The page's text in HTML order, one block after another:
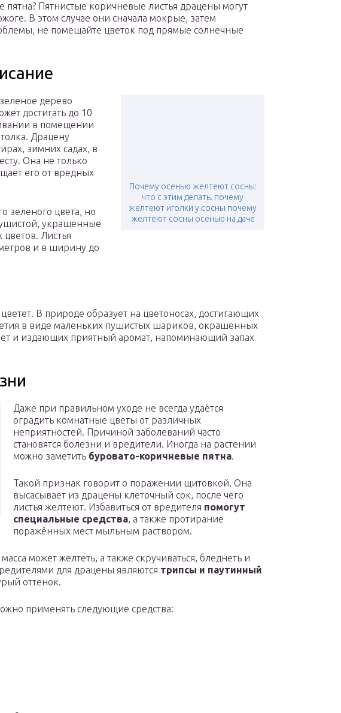
Пятнистые коричневые листья драцены могут
В этом случае они сначала мокрые, затем
не помещайте цветок под прямые солнечные
Почему осенью желтеют сосны:
что с этим делать. почему
желтеют иголки у сосны почему
желтеют сосны осенью на даче
дерево
достигать до 10
в помещении
Драцену
зимних садах, в
Она не только
его от вредных
зеленого цвета, но
украшенные
Листья
и в ширину до
В природе образует на цветоносах, достигающих
в виде маленьких пушистых шариков, окрашенных
и издающих приятный аромат, напоминающий запах
Даже при правильном уходе не всегда удаётся
оградить комнатные цветы от различных
неприятностей. Причиной заболеваний часто
становятся болезни и вредители. Иногда на растении
можно заметить буровато-коричневые пятна.
Такой признак говорит о поражении щитовкой. Она
высасывает из драцены клеточный сок, после чего
листья желтеют. Избавиться от вредителя помогут
специальные средства, а также протирание
поражённых мест мыльным раствором.
может желтеть, а также скручиваться, бледнеть и
для драцены являются трипсы и паутинный
оттенок.
применять следующие средства: